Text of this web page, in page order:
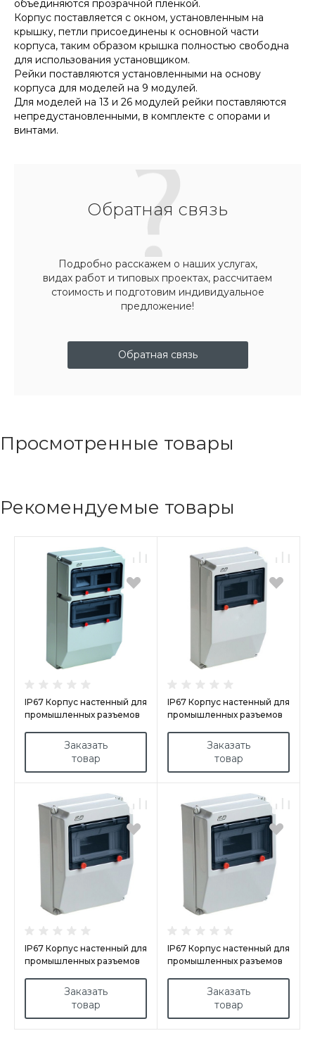
объединяются прозрачной пленкой.
Корпус поставляется с окном, установленным на
крышку, петли присоединены к основной части
корпуса, таким образом крышка полностью свободна
для использования установщиком.
Рейки поставляются установленными на основу
корпуса для моделей на 9 модулей.
Для моделей на 13 и 26 модулей рейки поставляются
непредустановленными, в комплекте с опорами и
винтами.
Обратная связь
Подробно расскажем о наших услугах,
видах работ и типовых проектах, рассчитаем
стоимость и подготовим индивидуальное
предложение!
Обратная связь
Просмотренные товары
Рекомендуемые товары
IP67 Корпус настенный для
промышленных разъемов
Заказать
товар
IP67 Корпус настенный для
промышленных разъемов
Заказать
товар
IP67 Корпус настенный для
промышленных разъемов
Заказать
товар
IP67 Корпус настенный для
промышленных разъемов
Заказать
товар